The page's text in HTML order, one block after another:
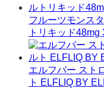
フルーツモンス
トリキッド48mg
エルフバー スト
ト ELFLIQ BY